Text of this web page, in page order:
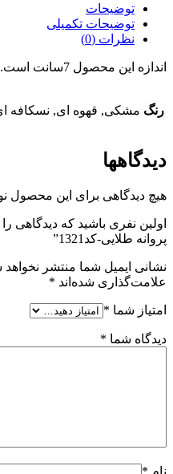
توضیحات
توضیحات تکمیلی
نظرات (0)
اندازه این محصول 7سانت است.
رنگ مشکی, قهوه ای, نسکافه
دیدگاهها
هیچ دیدگاهی برای این محصول
اولین نفری باشید که دیدگاهی
پروانه طلایی-کد1321”
نشانی ایمیل شما منتشر
علامت‌گذاری شده‌اند *
امتیاز شما *
دیدگاه شما *
نام *